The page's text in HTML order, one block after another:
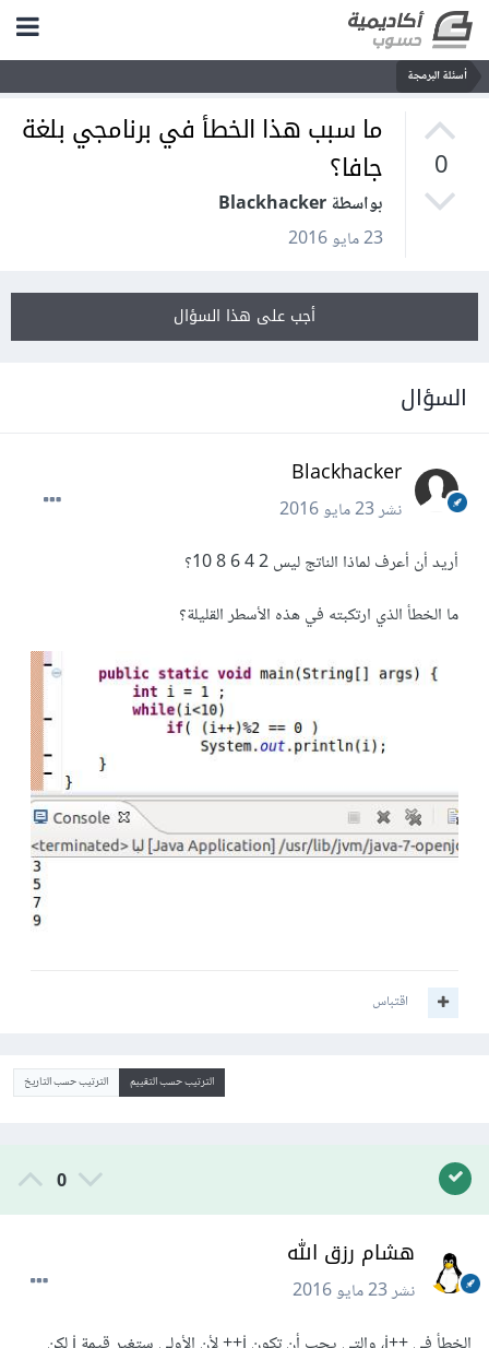
أسئلة البرمجة
0
ما سبب هذا الخطأ في برنامجي بلغة
جافا؟
بواسطة Blackhacker
23 مايو 2016
أجب على هذا السؤال
السؤال
Blackhacker
نشر23 مايو 2016
أريد أن أعرف لماذا الناتج ليس 2 4 6 8 10؟
ما الخطأ الذي ارتكبته في هذه الأسطر القليلة؟
اقتباس
الترتيب حسب التقييم الترتيب حسب التاريخ
0
هشام رزق الله
نشر23 مايو 2016